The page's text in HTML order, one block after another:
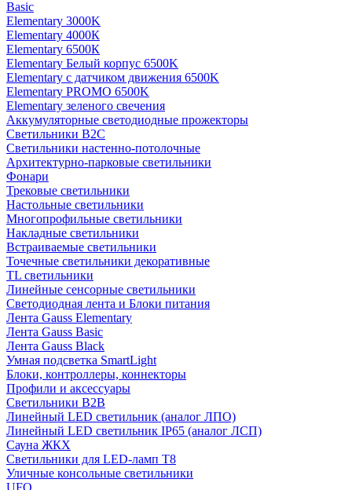
Basic
Elementary 3000K
Elementary 4000К
Elementary 6500К
Elementary Белый корпус 6500K
Elementary с датчиком движения 6500K
Elementary PROMO 6500K
Elementary зеленого свечения
Аккумуляторные светодиодные прожекторы
Светильники B2C
Светильники настенно-потолочные
Архитектурно-парковые светильники
Фонари
Трековые светильники
Настольные светильники
Многопрофильные светильники
Накладные светильники
Встраиваемые светильники
Точечные светильники декоративные
TL светильники
Линейные сенсорные светильники
Светодиодная лента и Блоки питания
Лента Gauss Elementary
Лента Gauss Basic
Лента Gauss Black
Умная подсветка SmartLight
Блоки, контроллеры, коннекторы
Профили и аксессуары
Светильники B2B
Линейный LED светильник (аналог ЛПО)
Линейный LED светильник IP65 (аналог ЛСП)
Сауна ЖКХ
Светильники для LED-ламп T8
Уличные консольные светильники
UFO